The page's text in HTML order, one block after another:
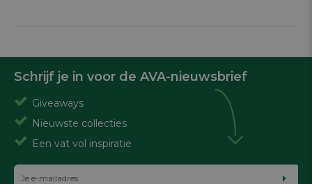
Schrijf je in voor de AVA-nieuwsbrief
Giveaways
Nieuwste collecties
Een vat vol inspiratie